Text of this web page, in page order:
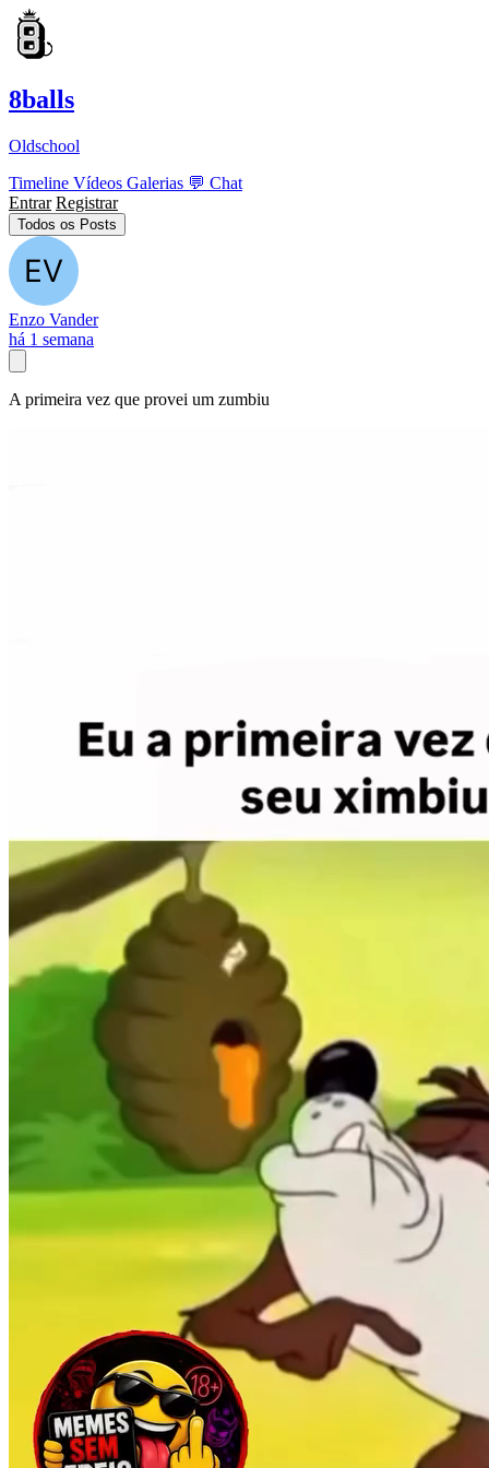
8balls
Oldschool
Timeline Vídeos Galerias 💬 Chat
Entrar Registrar
Todos os Posts
Enzo Vander
há 1 semana
A primeira vez que provei um zumbiu